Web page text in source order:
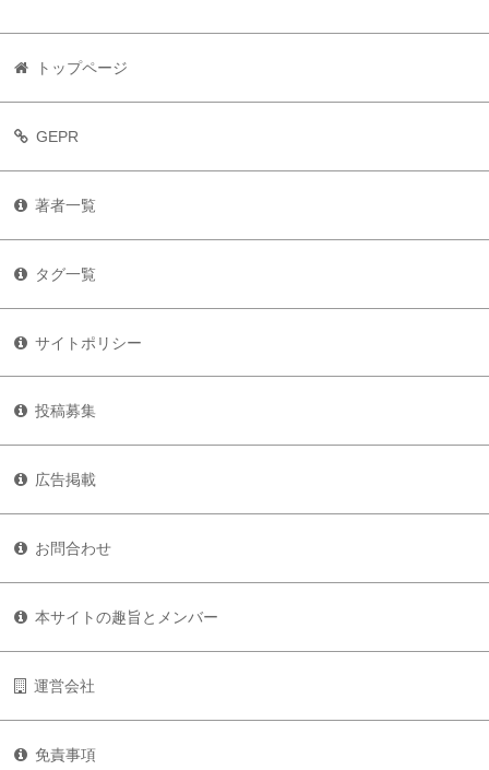
トップページ
GEPR
著者一覧
タグ一覧
サイトポリシー
投稿募集
広告掲載
お問合わせ
本サイトの趣旨とメンバー
運営会社
免責事項